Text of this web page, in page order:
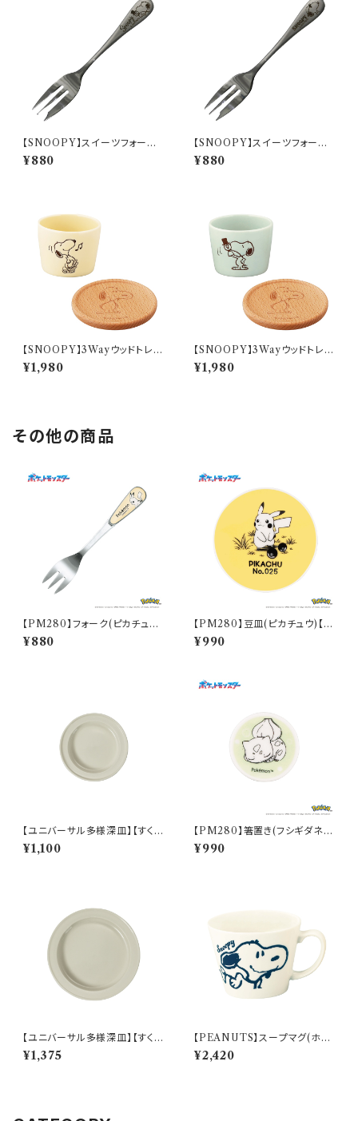
【SNOOPY】スイーツフォーク
(パペットショー)【SN3200】SN
3202-851
¥880
【SNOOPY】スイーツフォーク
(ジョー・クール)【SN3200】SN
3203-851
¥880
【SNOOPY】3Wayウッドトレー
とカップ(バニラ)【SN3200】SN
3201-339C
¥1,980
【SNOOPY】3Wayウッドトレー
とカップ(ミント)【SN3200】SN
3202-339C
¥1,980
その他の商品
【PM280】フォーク(ピカチュウ)
【Daily Sketch】PM284-851
¥880
【PM280】豆皿(ピカチュウ)【D
aily Sketch】PM284-333
¥990
【ユニバーサル多様深皿】【すくい
やすいうつわ】14cm ディーププ
レート（ホワイト）【NB10】
¥1,100
【PM280】箸置き(フシギダネ)
【Daily Sketch】PM281-402
¥990
【ユニバーサル多様深皿】【すくい
やすいうつわ】19cm ディーププ
レート（ホワイト）【NB10】
¥1,375
【PEANUTS】スープマグ(ホワ
イト)【SN2900】SN2901-36
¥2,420